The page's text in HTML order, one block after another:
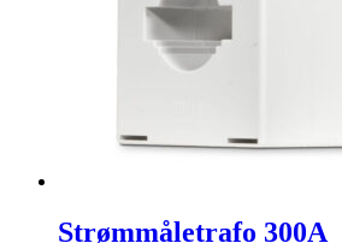
Strømmåletrafo 300A